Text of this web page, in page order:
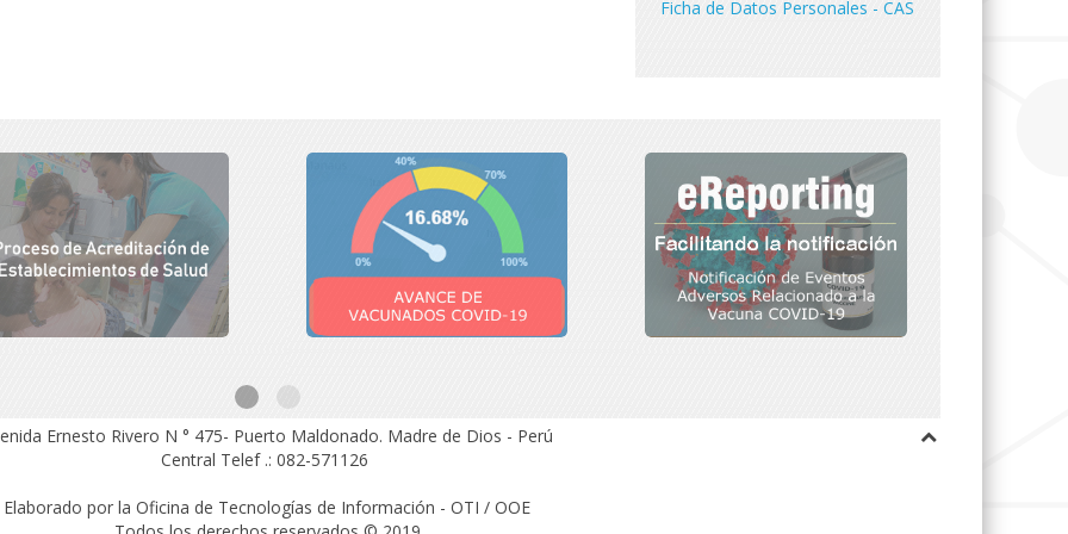
Ficha de Datos Personales - CAS
Ernesto Rivero N ° 475- Puerto Maldonado. Madre de Dios - Perú
Central Telef .: 082-571126
Elaborado por la Oficina de Tecnologías de Información - OTI / OOE